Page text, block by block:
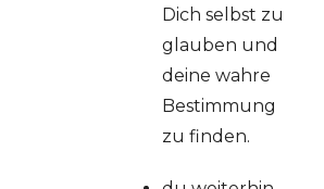
Dich selbst zu
glauben und
deine wahre
Bestimmung
zu finden.